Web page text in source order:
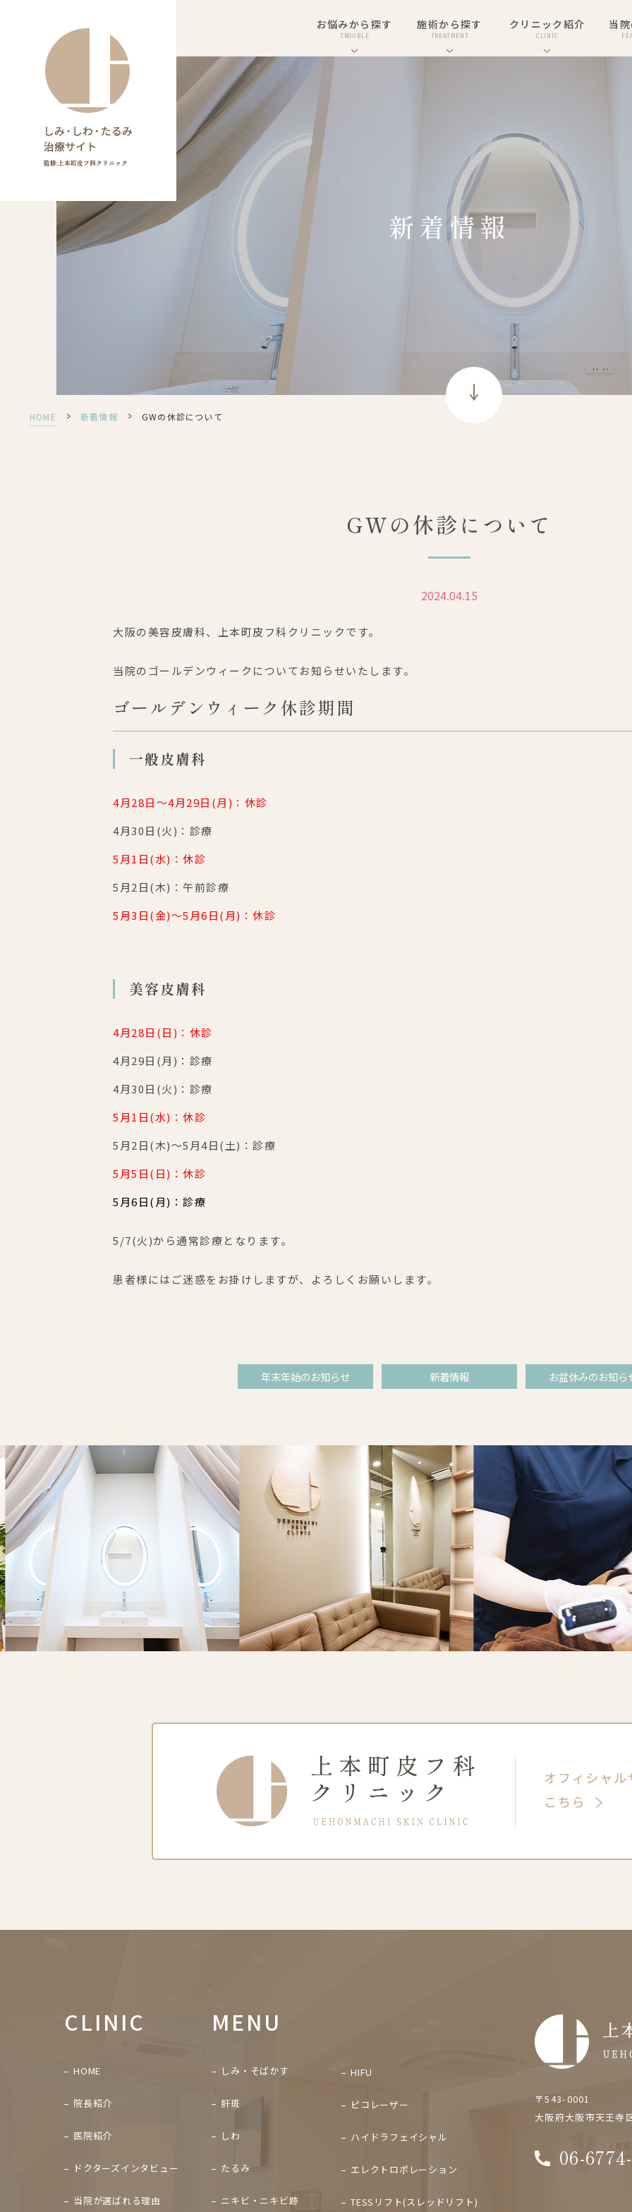
お悩みから探す
TROUBLE
施術から探す
TREATMENT
クリニック紹介
CLINIC
当
新着情報
HOME > 新着情報 > GWの休診について
GWの休診について
2024.04.15
大阪の美容皮膚科、上本町皮フ科クリニックです。
当院のゴールデンウィークについてお知らせいたします。
ゴールデンウィーク休診期間
一般皮膚科
4月28日～4月29日(月)：休診
4月30日(火)：診療
5月1日(水)：休診
5月2日(木)：午前診療
5月3日(金)～5月6日(月)：休診
美容皮膚科
4月28日(日)：休診
4月29日(月)：診療
4月30日(火)：診療
5月1日(水)：休診
5月2日(木)～5月4日(土)：診療
5月5日(日)：休診
5月6日(月)：診療
5/7(火)から通常診療となります。
患者様にはご迷惑をお掛けしますが、よろしくお願いします。
年末年始のお知らせ 新着情報 お盆休みのお知ら
CLINIC
HOME
院長紹介
医院紹介
ドクターズインタビュー
当院が選ばれる理由
MENU
しみ・そばかす
肝斑
しわ
たるみ
ニキビ・ニキビ跡
HIFU
ピコレーザー
ハイドラフェイシャル
エレクトロポレーション
TESSリフト(スレッドリフト)
〒543-0001
大阪府大阪市天王
06-